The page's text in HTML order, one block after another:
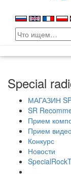
Search
for:
Special
МАГАЗИН
SR
Прием
Прием
Конкурс
Новости